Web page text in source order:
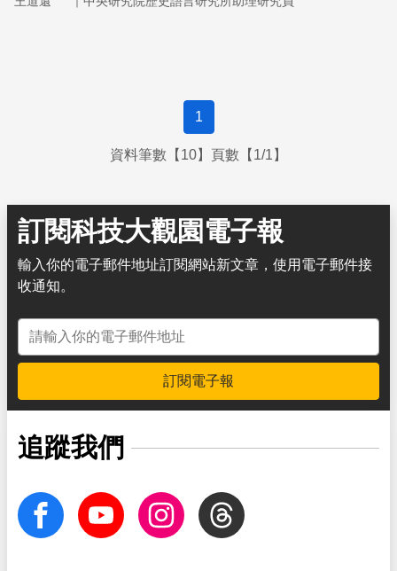
退，雖然心理手術現今被大部分國家所禁止，但背後的歷史
1
資料筆數【10】頁數【1/1】
訂閱科技大觀園電子報
輸入你的電子郵件地址訂閱網站新文章，使用電子郵件接
收通知。
電子郵件地址
訂閱電子報
追蹤我們
facebook Youtube InstagramThreads